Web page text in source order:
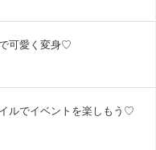
可愛く変身♡
ルでイベントを楽しもう♡